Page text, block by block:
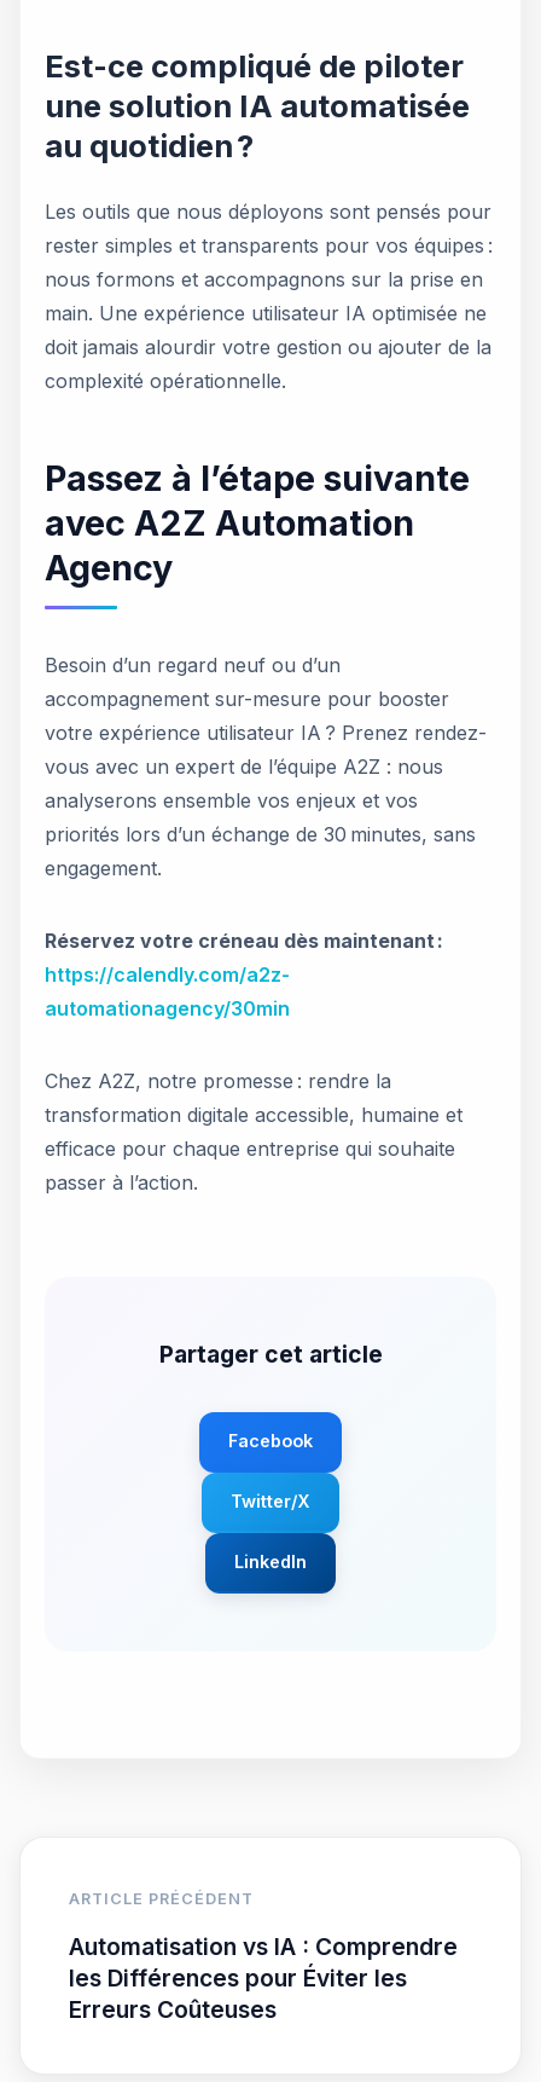
Est-ce compliqué de piloter
une solution IA automatisée
au quotidien ?
Les outils que nous déployons sont pensés pour
rester simples et transparents pour vos équipes :
nous formons et accompagnons sur la prise en
main. Une expérience utilisateur IA optimisée ne
doit jamais alourdir votre gestion ou ajouter de la
complexité opérationnelle.
Passez à l’étape suivante
avec A2Z Automation
Agency
Besoin d’un regard neuf ou d’un
accompagnement sur-mesure pour booster
votre expérience utilisateur IA ? Prenez rendez-
vous avec un expert de l’équipe A2Z : nous
analyserons ensemble vos enjeux et vos
priorités lors d’un échange de 30 minutes, sans
engagement.
Réservez votre créneau dès maintenant :
https://calendly.com/a2z-
automationagency/30min
Chez A2Z, notre promesse : rendre la
transformation digitale accessible, humaine et
efficace pour chaque entreprise qui souhaite
passer à l’action.
Partager cet article
Facebook
Twitter/X
LinkedIn
ARTICLE PRÉCÉDENT
Automatisation vs IA : Comprendre
les Différences pour Éviter les
Erreurs Coûteuses